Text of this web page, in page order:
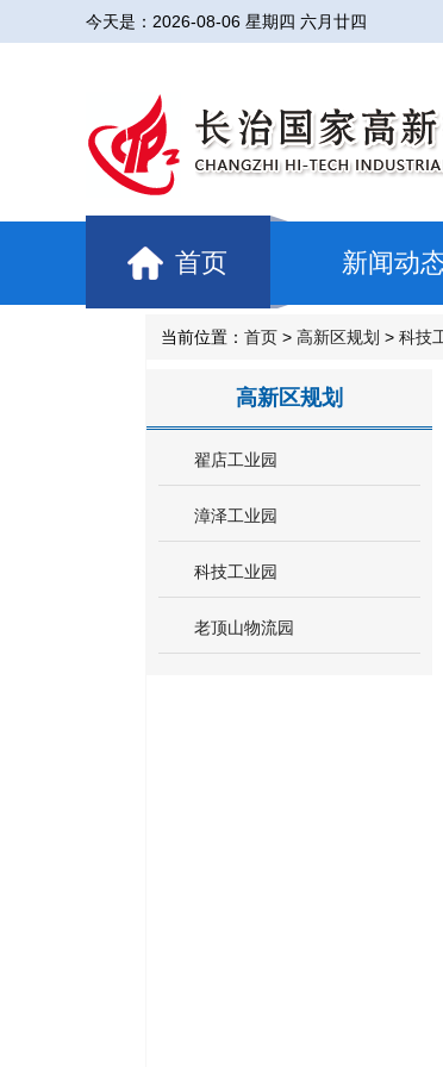
今天是： 2026-08-06 星期四 六月廿四
首页 新闻动
当前位置： 首页 > 高新区规划 > 科技
高新区规划
翟店工业园
漳泽工业园
科技工业园
老顶山物流园